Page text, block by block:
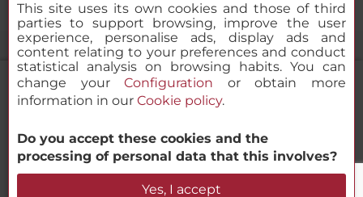
NH Collection Lisboa Liberdade
Beschikbaarheid controleren
© 2000-2026 MINOR HOTELS EUROPE & AMERICAS Santa Engracia
120. 28003 Madrid, Spanje
This site uses its own cookies and those of third
parties to support browsing, improve the user
experience, personalise ads, display ads and
content relating to your preferences and conduct
statistical analysis on browsing habits. You can
change yourConfiguration or obtain more
information in our Cookie policy.
Do you accept these cookies and the
processing of personal data that this involves?
Yes, I accept